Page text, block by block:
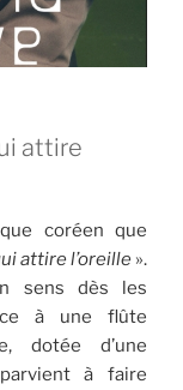
attire
coréen que
attire l’oreille».
sens dès les
à une flûte
dotée d’une
à faire